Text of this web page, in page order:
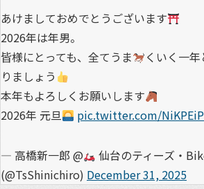
あけましておめでとうございます
2026年は年男。
皆様にとっても、全てうま
くいく一
りましょう
本年もよろしくお願いします
2026年 元旦
pic.twitter.com/
— 高橋新一郎 @
仙台のティーズ・
(@TsShinichiro) December 31, 2025